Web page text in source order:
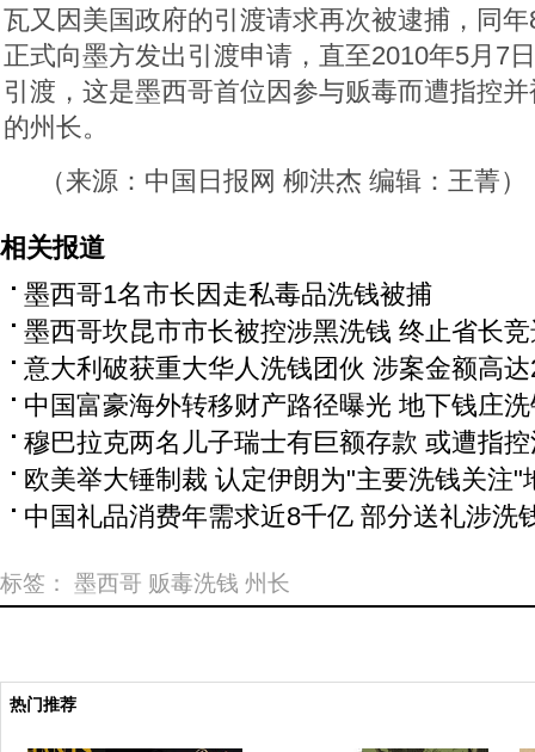
瓦又因美国政府的引渡请求再次被逮捕，同
正式向墨方发出引渡申请，直至2010年5月7
引渡，这是墨西哥首位因参与贩毒而遭指控
的州长。
（来源：中国日报网 柳洪杰 编辑：王菁）
相关报道
墨西哥1名市长因走私毒品洗钱被捕
墨西哥坎昆市市长被控涉黑洗钱 终止省长
意大利破获重大华人洗钱团伙 涉案金额高
中国富豪海外转移财产路径曝光 地下钱庄
穆巴拉克两名儿子瑞士有巨额存款 或遭指
欧美举大锤制裁 认定伊朗为"主要洗钱关注"
中国礼品消费年需求近8千亿 部分送礼涉洗
标签： 墨西哥 贩毒洗钱 州长
热门推荐